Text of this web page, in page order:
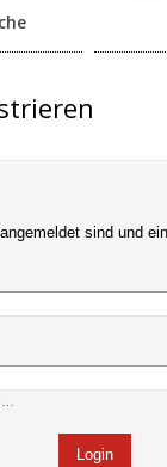
sind und